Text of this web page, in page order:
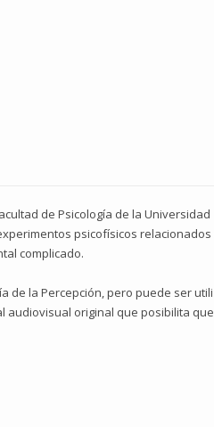
de Psicología de la Universidad
psicofísicos relacionados
complicado.
de la Percepción, pero puede ser
audiovisual original que posibilita